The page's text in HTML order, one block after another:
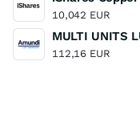
10,042 EUR
112,16 EUR